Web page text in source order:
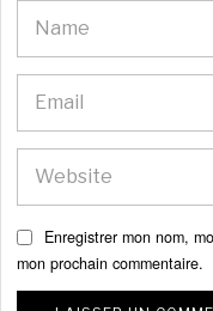
Enregistrer mon nom,
mon prochain commentaire.